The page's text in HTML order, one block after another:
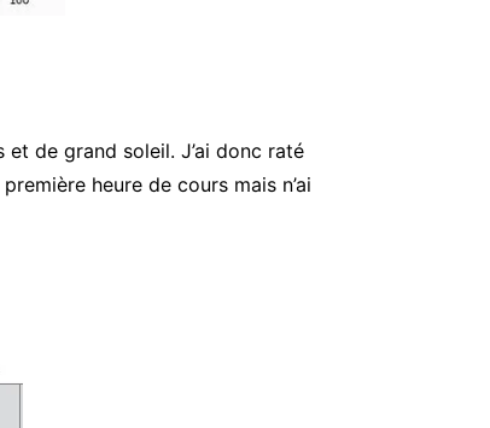
de grand soleil. J’ai donc raté
heure de cours mais n’ai